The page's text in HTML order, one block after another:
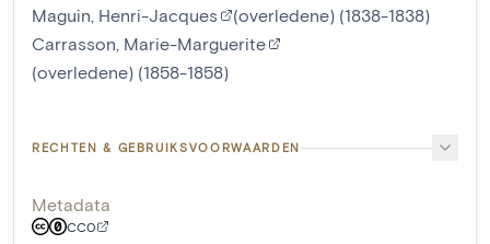
Maguin, Henri-Jacques
(overledene) (1838-1838)
Carrasson, Marie-Marguerite
(overledene) (1858-1858)
RECHTEN & GEBRUIKSVOORWAARDEN
Metadata
CC0